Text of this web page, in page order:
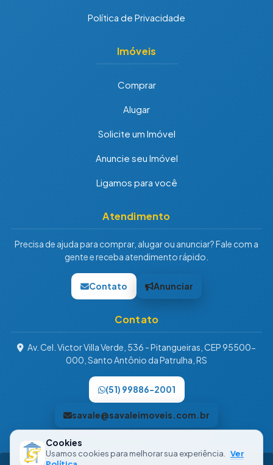
Cookies
Usamos cookies para melhorar sua experiência.
Ver
Política de Privacidade
Imóveis
Comprar
Alugar
Solicite um Imóvel
Anuncie seu Imóvel
Ligamos para você
Atendimento
Precisa de ajuda para comprar, alugar ou anunciar? Fale com a
gente e receba atendimento rápido.
Contato Anunciar
Contato
Av. Cel. Victor Villa Verde, 536 - Pitangueiras, CEP 95500-
000, Santo Antônio da Patrulha, RS
(51) 99886-2001
savale@savaleimoveis.com.br